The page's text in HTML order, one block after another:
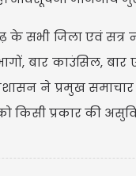
सभी जिला एवं सत्र
बार काउंसिल,
ने प्रमुख
किसी प्रकार की